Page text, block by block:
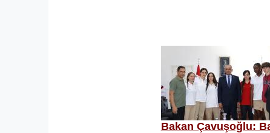
Bakan Çavuşoğlu: